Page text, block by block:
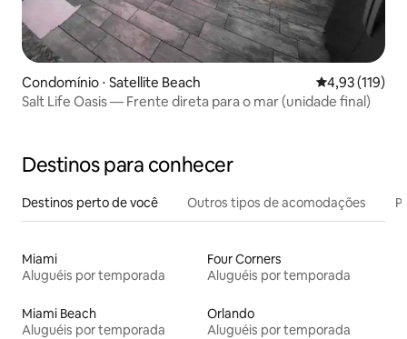
Condomínio ⋅ Satellite Beach 4,93 de uma
4,93 (119)
Salt Life Oasis — Frente direta para o mar (unidade final)
Destinos para conhecer
Destinos perto de você Outros tipos de acomodações
Miami
Aluguéis por temporada
Four Corners
Aluguéis por temporada
Miami Beach
Aluguéis por temporada
Orlando
Aluguéis por temporada